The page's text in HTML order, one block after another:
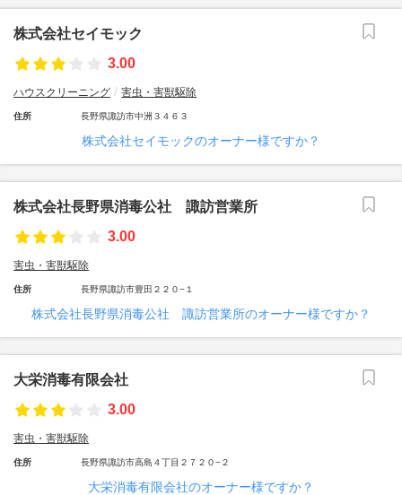
株式会社セイモック
3.00
ハウスクリーニング 害虫・害獣駆除
住所 長野県諏訪市中洲３４６３
株式会社セイモックのオーナー様ですか？
株式会社長野県消毒公社 諏訪営業所
3.00
害虫・害獣駆除
住所 長野県諏訪市豊田２２０−１
株式会社長野県消毒公社 諏訪営業所のオーナー様ですか？
大栄消毒有限会社
3.00
害虫・害獣駆除
住所 長野県諏訪市高島４丁目２７２０−２
大栄消毒有限会社のオーナー様ですか？